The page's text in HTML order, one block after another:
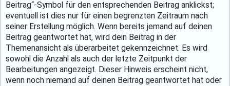
Beitrag“-Symbol für den entsprechenden Beitrag anklickst;
eventuell ist dies nur für einen begrenzten Zeitraum nach
seiner Erstellung möglich. Wenn bereits jemand auf deinen
Beitrag geantwortet hat, wird dein Beitrag in der
Themenansicht als überarbeitet gekennzeichnet. Es wird
sowohl die Anzahl als auch der letzte Zeitpunkt der
Bearbeitungen angezeigt. Dieser Hinweis erscheint nicht,
wenn noch niemand auf deinen Beitrag geantwortet hat oder